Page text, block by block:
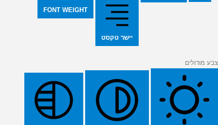
יישר טקסט
FONT WEIGHT
צבע מודולים